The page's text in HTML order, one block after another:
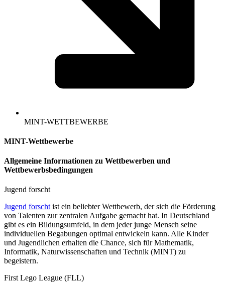
MINT-WETTBEWERBE
MINT-Wettbewerbe
Allgemeine Informationen zu Wettbewerben und
Wettbewerbsbedingungen
Jugend forscht
Jugend forscht ist ein beliebter Wettbewerb, der sich die Förderung
von Talenten zur zentralen Aufgabe gemacht hat. In Deutschland
gibt es ein Bildungsumfeld, in dem jeder junge Mensch seine
individuellen Begabungen optimal entwickeln kann. Alle Kinder
und Jugendlichen erhalten die Chance, sich für Mathematik,
Informatik, Naturwissenschaften und Technik (MINT) zu
begeistern.
First Lego League (FLL)